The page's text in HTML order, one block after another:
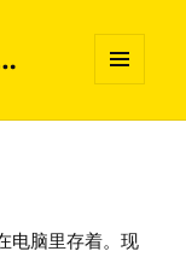
挂件
电脑里存着。现